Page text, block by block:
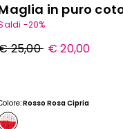
in puro
-20%
25,00 Nuovo
prezzo
€ 20,00
Rosso Rosa Cipria